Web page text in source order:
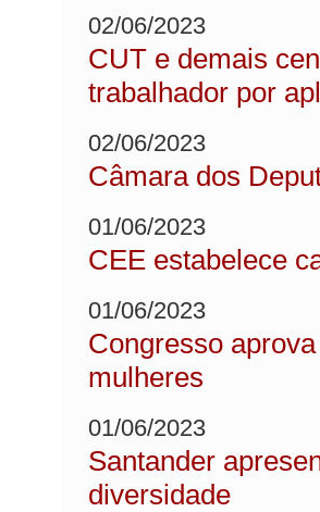
02/06/2023
CUT e demais
trabalhador por
02/06/2023
Câmara dos
01/06/2023
CEE estabelece
01/06/2023
Congresso
mulheres
01/06/2023
Santander
diversidade